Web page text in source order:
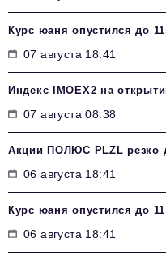
Курс юаня опустился до
07 августа 18:41
Индекс IMOEX2 на
07 августа 08:38
Акции ПОЛЮС PLZL резко
06 августа 18:41
Курс юаня опустился до
06 августа 18:41